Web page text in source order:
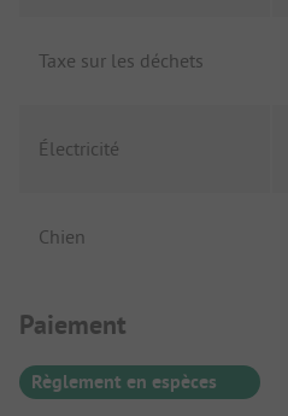
Taxe sur les déchets
Électricité
Chien
Informations de
Paiement
Règlement en espèces